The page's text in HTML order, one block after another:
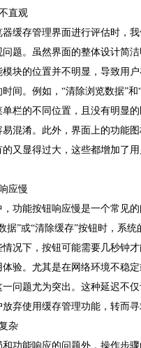
直观
缓存管理界面进行评估时，
问题。虽然界面的整体设计简
块的位置并不明显，导致用
间。例如，“清除浏览数据”和
栏的不同位置，且没有明显
混淆。此外，界面上的功能
又显得过大，这些都增加了
应慢
功能按钮响应慢是一个常见
据”或“清除缓存”按钮时，系
况下，按钮可能需要几秒钟
体验。尤其是在网络环境不稳
一问题尤为突出。这种延迟不
弃使用缓存管理功能，转而寻
杂
和功能响应的问题外，操作步